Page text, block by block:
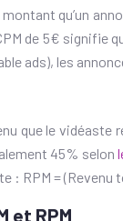
qu’un
de 5€ signifie
ads), les
que le
45% selon
: RPM =
et RPM